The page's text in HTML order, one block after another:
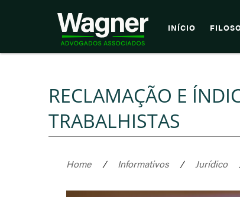
INÍCIO
RECLAMAÇÃO E
TRABALHISTAS
Home / Informativos / Jurídico